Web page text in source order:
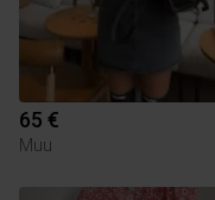
65 €
Muu